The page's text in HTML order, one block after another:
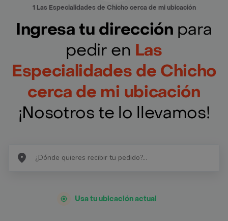
1 Las Especialidades de Chicho cerca de mi ubicación
Ingresa tu dirección para
pedir en Las
Especialidades de Chicho
cerca de mi ubicación
¡Nosotros te lo llevamos!
Usa tu ubicación actual